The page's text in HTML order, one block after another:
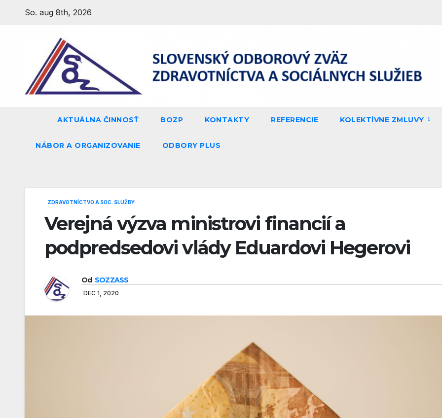
So. aug 8th, 2026
AKTUÁLNA ČINNOSŤ BOZP KONTAKTY REFERENCIE KOLEKTÍVNE ZMLUVY
NÁBOR A ORGANIZOVANIE ODBORY PLUS
ZDRAVOTNÍCTVO A SOC. SLUŽBY
Verejná výzva ministrovi financií a
podpredsedovi vlády Eduardovi Hegerovi
Od SOZZASS
DEC 1, 2020